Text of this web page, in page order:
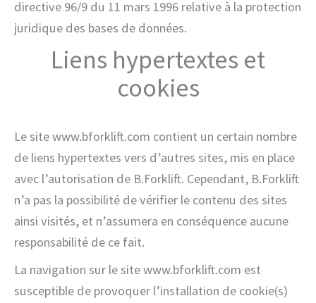
directive 96/9 du 11 mars 1996 relative à la protection
juridique des bases de données.
Liens hypertextes et
cookies
Le site www.bforklift.com contient un certain nombre
de liens hypertextes vers d’autres sites, mis en place
avec l’autorisation de B.Forklift. Cependant, B.Forklift
n’a pas la possibilité de vérifier le contenu des sites
ainsi visités, et n’assumera en conséquence aucune
responsabilité de ce fait.
La navigation sur le site www.bforklift.com est
susceptible de provoquer l’installation de cookie(s)